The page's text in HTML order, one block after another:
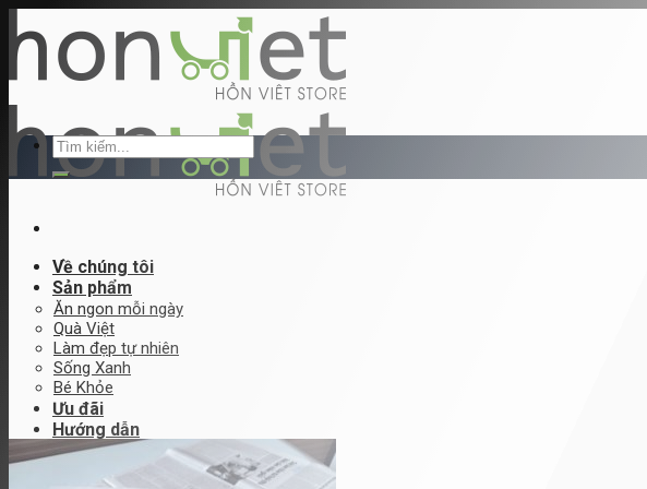
to
content
Về chúng tôi
Sản phẩm
Ăn ngon mỗi ngày
Quà Việt
Làm đẹp tự nhiên
Sống Xanh
Bé Khỏe
Ưu đãi
Hướng dẫn
Hướng dẫn đặt hàng
Tìm
kiếm: